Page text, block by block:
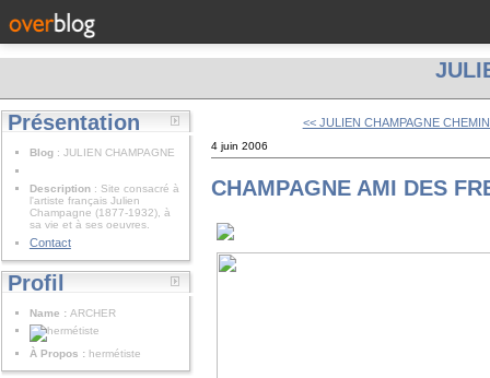
Présentation
Blog : JULIEN CHAMPAGNE
Description : Site consacré à
l'artiste français Julien
Champagne (1877-1932), à
sa vie et à ses oeuvres.
Contact
Profil
Name : ARCHER
À Propos : hermétiste
<< JULIEN CHAMPAGNE
4 juin 2006
CHAMPAGNE AMI DES